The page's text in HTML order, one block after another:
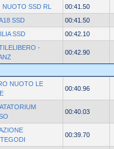
NUOTO SSD RL
00:41.50
SSD
00:41.50
SSD 00:42.10
-
00:42.90
NUOTO LE
00:40.96
00:40.03
00:39.70